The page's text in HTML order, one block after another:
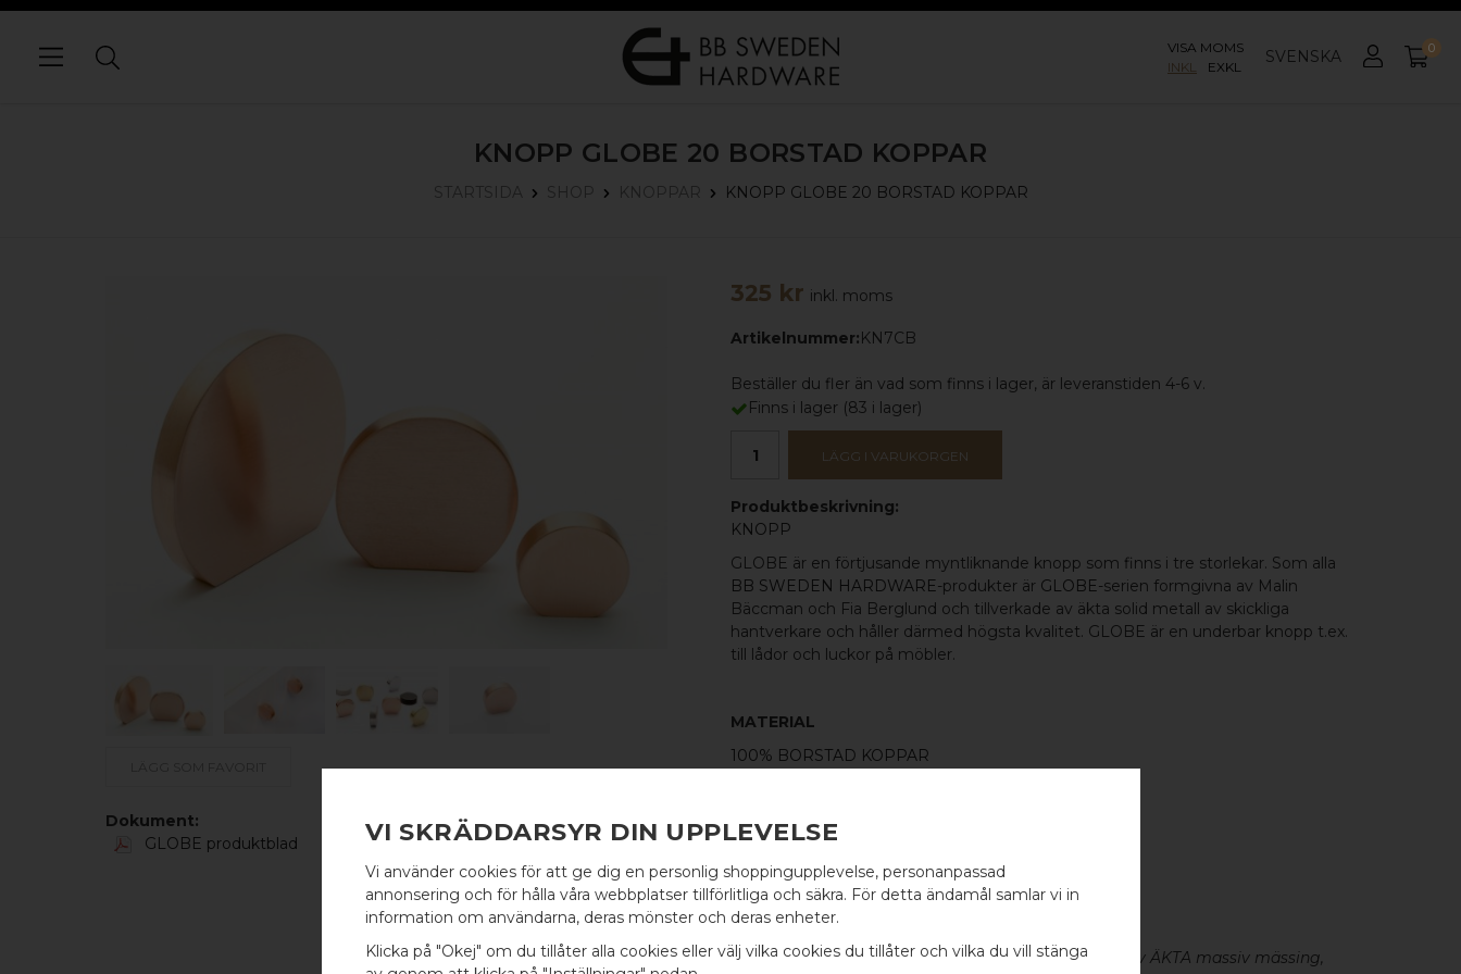
VISA MOMS
INKL
EXKL SVENSKA
WELCOME TO
BB SWEDEN HARDWARE
0
KNOPP GLOBE 20 BORSTAD KOPPAR
STARTSIDA SHOP KNOPPAR KNOPP GLOBE 20 BORSTAD KOPPAR
325 kr inkl. moms
Artikelnummer:KN7CB
Beställer du fler än vad som finns i lager, är leveranstiden 4-6 v.
Finns i lager (83 i lager)
LÄGG I VARUKORGEN
Produktbeskrivning:
KNOPP
GLOBE är en förtjusande myntliknande knopp som finns i tre storlekar. Som alla
BB SWEDEN HARDWARE-produkter är GLOBE-serien formgivna av Malin
Bäccman och Fia Berglund och tillverkade av äkta solid metall av skickliga
hantverkare och håller därmed högsta kvalitet. GLOBE är en underbar knopp t.ex.
till lådor och luckor på möbler.
MATERIAL
100% BORSTAD KOPPAR
L: 20MM H: 19MM TJ: 6MM
SKRUV FÖR LUCKA: M4 X 25MM - 1 ST
100% ÄKTA METALL - Alla våra beslag är tillverkade av ÄKTA massiv mässing,
Dokument:
GLOBE produktblad
VI SKRÄDDARSYR DIN UPPLEVELSE
Vi använder cookies för att ge dig en personlig shoppingupplevelse, personanpassad
annonsering och för hålla våra webbplatser tillförlitliga och säkra. För detta ändamål samlar vi in
information om användarna, deras mönster och deras enheter.
Klicka på "Okej" om du tillåter alla cookies eller välj vilka cookies du tillåter och vilka du vill stänga